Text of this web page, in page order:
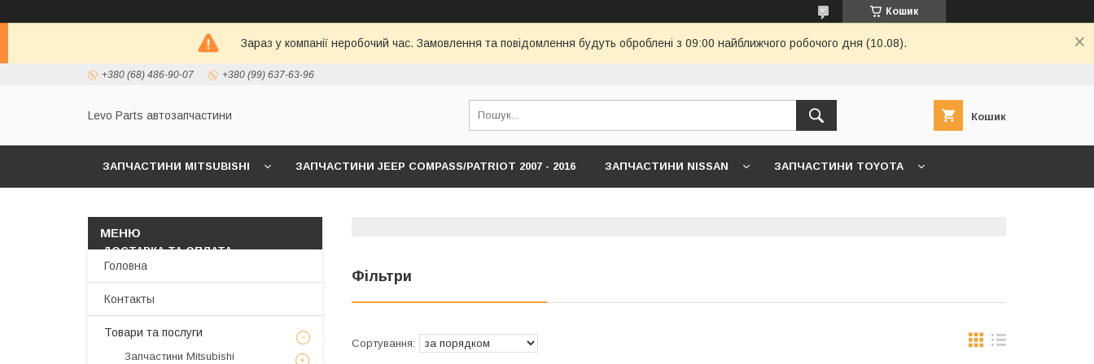
Кошик
Зараз у компанії неробочий час. Замовлення та повідомлення будуть оброблені з 09:00 найближчого робочого дня (10.08).
+380 (68) 486-90-07 +380 (99) 637-63-96
Levo Parts автозапчастини Кошик
ЗАПЧАСТИНИ MITSUBISHI ЗАПЧАСТИНИ JEEP COMPASS/PATRIOT 2007 - 2016 ЗАПЧАСТИНИ NISSAN ЗАПЧАСТИНИ TOYOTA
ДОСТАВКА ТА ОПЛАТА
Фільтри
Головна
Контакты
Товари та послуги
Запчастини Mitsubishi